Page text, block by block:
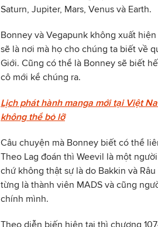
Saturn, Jupiter, Mars, Venus và Earth.
Bonney và Vegapunk không xuất
sẽ là nơi mà họ cho chúng ta biết về
Giới. Cũng có thể là Bonney sẽ biết
cô mới kể chúng ra.
Lịch phát hành manga mới tại Việt
không thể bỏ lỡ
Câu chuyện mà Bonney biết có thể
Theo Lag đoán thì Weevil là một
chứ không thật sự là do Bakkin và
từng là thành viên MADS và cũng
chính mình.
Theo diễn biến hiện tại thì chương